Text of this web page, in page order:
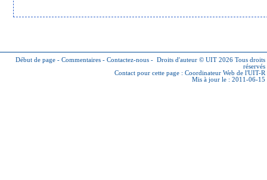
Début de page - Commentaires - Contactez-nous - Droits d'auteur © UIT 2026 Tous droits
réservés
Contact pour cette page : Coordinateur Web de l'UIT-R
Mis à jour le : 2011-06-15